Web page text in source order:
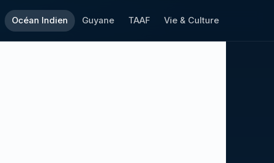
Océan Indien Guyane TAAF Vie & Culture